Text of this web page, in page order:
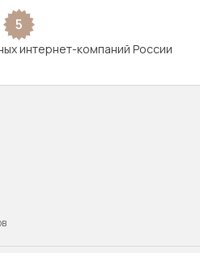
5
интернет-компаний России